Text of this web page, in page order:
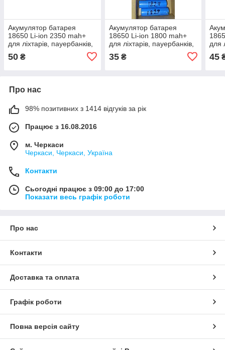
Акумулятор батарея
18650 Li-ion 2350 mah+
для ліхтарів, пауербанків,
50 ₴
Акумулятор батарея
18650 Li-ion 1800 mah+
для ліхтарів, пауербанків,
35₴
для
45
Про нас
98% позитивних з 1414 відгуків за рік
Працює з 16.08.2016
м. Черкаси
Черкаси, Черкаси, Україна
Контакти
Сьогодні працює з 09:00 до 17:00
Показати весь графік роботи
Про нас
Контакти
Доставка та оплата
Графік роботи
Повна версія сайту